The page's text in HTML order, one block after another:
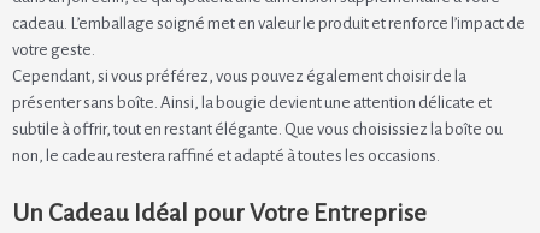
cadeau. L’emballage soigné met en valeur le produit et renforce l’impact de
votre geste.
Cependant, si vous préférez, vous pouvez également choisir de la
présenter sans boîte. Ainsi, la bougie devient une attention délicate et
subtile à offrir, tout en restant élégante. Que vous choisissiez la boîte ou
non, le cadeau restera raffiné et adapté à toutes les occasions.
Un Cadeau Idéal pour Votre Entreprise